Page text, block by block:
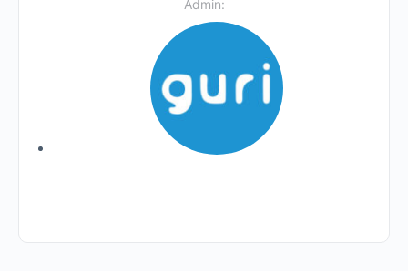
Admin: